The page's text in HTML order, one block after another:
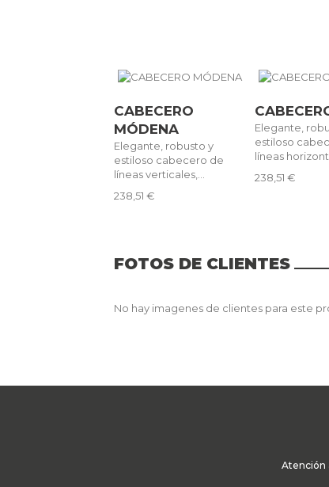
CABECERO
MÓDENA
Elegante, robusto y
estiloso cabecero de
líneas verticales,...
238,51 €
Elegante,
estiloso
líneas
238,51 €
FOTOS DE CLIENTES
No hay imagenes de clientes para este
Atención